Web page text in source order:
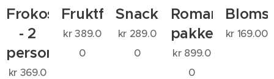
Frokostpakke
- 2
personer
kr 369.0
Fruktfat
kr389.0
0
Snackspakke
kr 289.0
0
Romantisk
pakke
kr 899.0
0
kr 169.00